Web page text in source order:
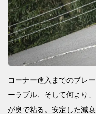
コーナー進入までのブレ
ーラブル。そして何より
が奥で粘る。安定した減